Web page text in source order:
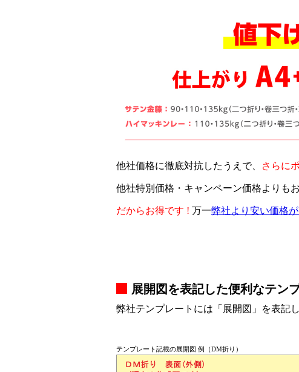
他社価格に徹底対抗したうえで、 さらに
他社特別価格・キャンペーン価格よりも
だからお得です ! 万一弊社より安い価格
展開図を表記した便利なテン
弊社テンプレートには「展開図」を表記
テンプレート記載の展開図 例（DM折り）